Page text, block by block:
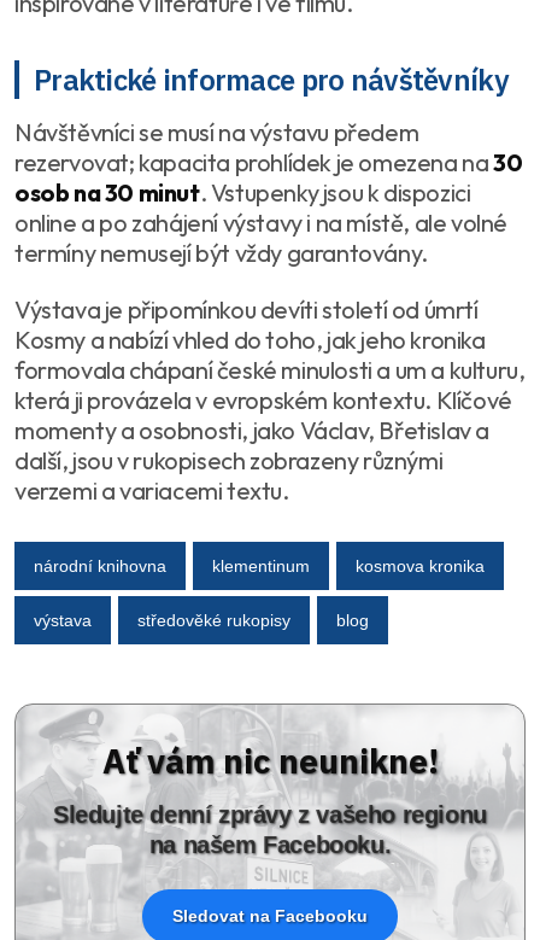
Praktické informace pro návštěvníky
Návštěvníci se musí na výstavu předem
rezervovat; kapacita prohlídek je omezena na30
osob na 30 minut. Vstupenky jsou k dispozici
online a po zahájení výstavy i na místě, ale volné
termíny nemusejí být vždy garantovány.
Výstava je připomínkou devíti století od úmrtí
Kosmy a nabízí vhled do toho, jak jeho kronika
formovala chápaní české minulosti a um a kulturu,
která ji provázela v evropském kontextu. Klíčové
momenty a osobnosti, jako Václav, Břetislav a
další, jsou v rukopisech zobrazeny různými
verzemi a variacemi textu.
národní knihovna klementinum kosmova kronika
výstava středověké rukopisy blog
Ať vám nic neunikne!
Sledujte denní zprávy z vašeho regionu
na našem Facebooku.
Sledovat na Facebooku